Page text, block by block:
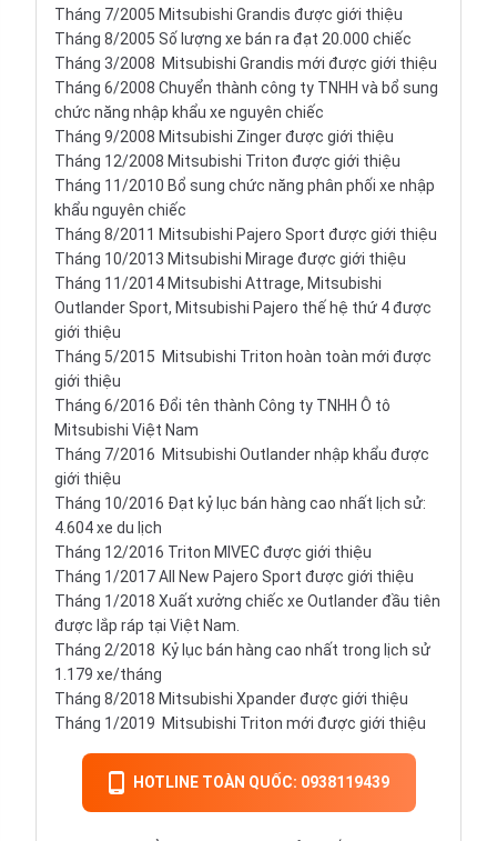
Tháng 7/2005 Mitsubishi Grandis được giới thiệu
Tháng 8/2005 Số lượng xe bán ra đạt 20.000 chiếc
Tháng 3/2008 Mitsubishi Grandis mới được giới thiệu
Tháng 6/2008 Chuyển thành công ty TNHH và bổ sung
chức năng nhập khẩu xe nguyên chiếc
Tháng 9/2008 Mitsubishi Zinger được giới thiệu
Tháng 12/2008 Mitsubishi Triton được giới thiệu
Tháng 11/2010 Bổ sung chức năng phân phối xe nhập
khẩu nguyên chiếc
Tháng 8/2011 Mitsubishi Pajero Sport được giới thiệu
Tháng 10/2013 Mitsubishi Mirage được giới thiệu
Tháng 11/2014 Mitsubishi Attrage, Mitsubishi
Outlander Sport, Mitsubishi Pajero thế hệ thứ 4 được
giới thiệu
Tháng 5/2015 Mitsubishi Triton hoàn toàn mới được
giới thiệu
Tháng 6/2016 Đổi tên thành Công ty TNHH Ô tô
Mitsubishi Việt Nam
Tháng 7/2016 Mitsubishi Outlander nhập khẩu được
giới thiệu
Tháng 10/2016 Đạt kỷ lục bán hàng cao nhất lịch sử:
4.604 xe du lịch
Tháng 12/2016 Triton MIVEC được giới thiệu
Tháng 1/2017 All New Pajero Sport được giới thiệu
Tháng 1/2018 Xuất xưởng chiếc xe Outlander đầu tiên
được lắp ráp tại Việt Nam.
Tháng 2/2018 Kỷ lục bán hàng cao nhất trong lịch sử
1.179 xe/tháng
Tháng 8/2018 Mitsubishi Xpander được giới thiệu
Tháng 1/2019 Mitsubishi Triton mới được giới thiệu
HOTLINE TOÀN QUỐC: 0938119439